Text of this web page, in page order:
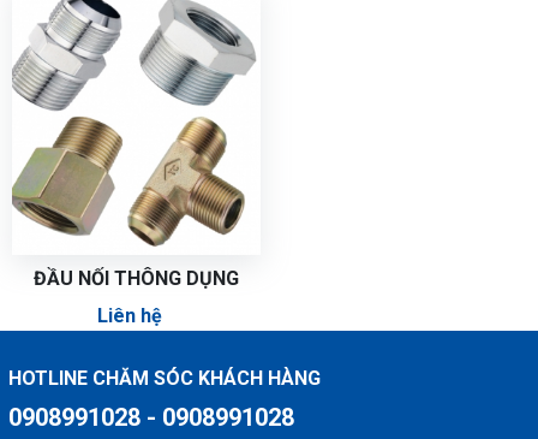
ĐẦU NỐI THÔNG DỤNG
Liên hệ
HOTLINE CHĂM SÓC KHÁCH HÀNG
0908991028 - 0908991028